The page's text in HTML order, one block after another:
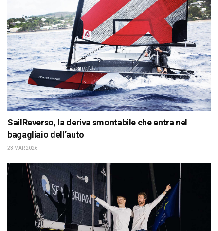
SailReverso, la deriva smontabile che entra nel
bagagliaio dell’auto
23 MAR 2026